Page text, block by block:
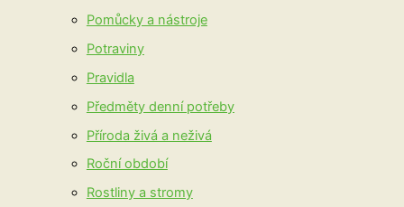
Pomůcky a nástroje
Potraviny
Pravidla
Předměty denní potřeby
Příroda živá a neživá
Roční období
Rostliny a stromy